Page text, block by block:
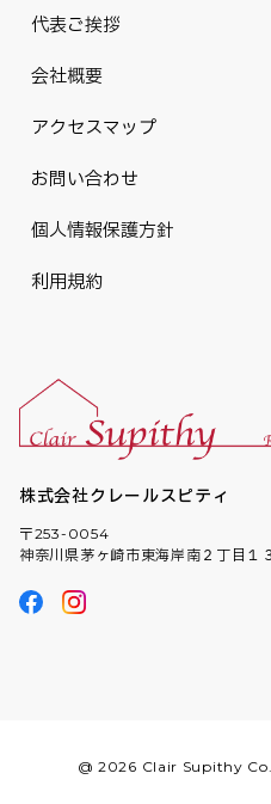
株式会社クレールスピティ
〒253-0054
神奈川県茅ヶ崎市東海岸南２丁目１
代表ご挨拶
会社概要
アクセスマップ
お問い合わせ
個人情報保護方針
利用規約
@ 2026 Clair Supithy